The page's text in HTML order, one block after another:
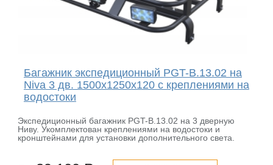
Багажник экспедиционный PGT-B.13.02 на
Niva 3 дв. 1500х1250х120 с креплениями на
водостоки
Экспедиционный багажник PGT-B.13.02 на 3 дверную
Ниву. Укомплектован креплениями на водостоки и
кронштейнами для установки дополнительного света.